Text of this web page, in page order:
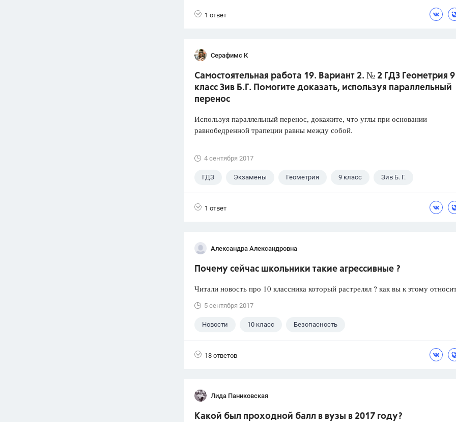
1 ответ
Серафимс К
Самостоятельная работа 19. Вариант 2. № 2 ГДЗ Геометрия 9
класс Зив Б.Г. Помогите доказать, используя параллельный
перенос
Используя параллельный перенос, докажите, что углы при основании
равнобедренной трапеции равны между собой.
4 сентября 2017
ГДЗ Экзамены Геометрия 9 класс Зив Б. Г.
1 ответ
Александра Александровна
Почему сейчас школьники такие агрессивные ?
Читали новость про 10 классника который растрелял ? как вы к этому
5 сентября 2017
Новости 10 класс Безопасность
18 ответов
Лида Паниковская
Какой был проходной балл в вузы в 2017 году?